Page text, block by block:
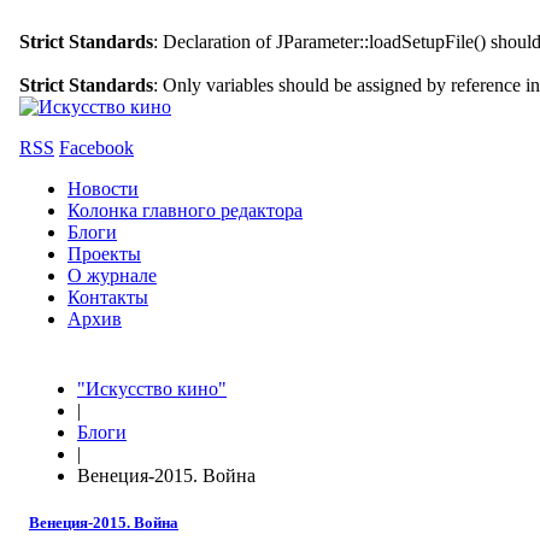
Strict Standards: Declaration of JParameter::loadSetupFile()
Strict Standards: Only variables should be assigned by reference
RSS Facebook
Новости
Колонка главного редактора
Блоги
Проекты
О журнале
Контакты
Архив
"Искусство кино"
|
Блоги
|
Венеция-2015. Война
Венеция-2015. Война